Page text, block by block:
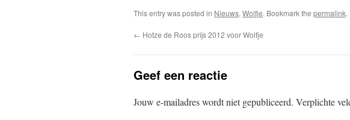
This entry was posted in Nieuws,Wolfje. Bookmark the permalink.
← Hotze de Roos prijs 2012 voor Wolfje
Geef een reactie
Jouw e-mailadres wordt niet gepubliceerd. Verplichte